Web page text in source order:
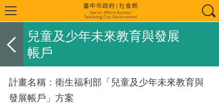
兒童及少年未來教育與發展
帳戶
計畫名稱：衛生福利部「兒童及少年未來教育與
發展帳戶」方案